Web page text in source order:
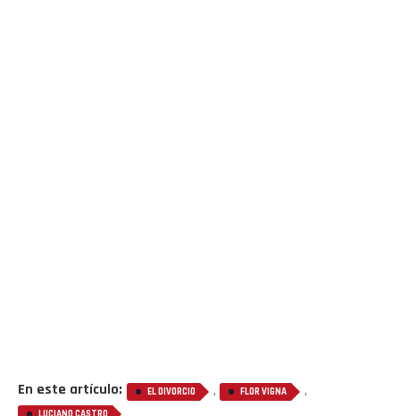
En este artículo: EL DIVORCIO , FLOR VIGNA ,